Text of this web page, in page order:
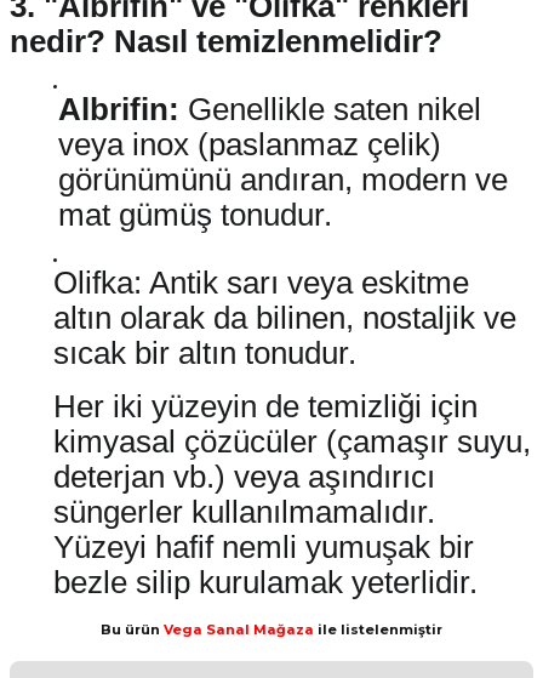
nedir? Nasıl temizlenmelidir?
Albrifin: Genellikle saten nikel
veya inox (paslanmaz çelik)
görünümünü andıran, modern ve
mat gümüş tonudur.
Olifka: Antik sarı veya eskitme
altın olarak da bilinen, nostaljik ve
sıcak bir altın tonudur.
Her iki yüzeyin de temizliği için
kimyasal çözücüler (çamaşır suyu,
deterjan vb.) veya aşındırıcı
süngerler kullanılmamalıdır.
Yüzeyi hafif nemli yumuşak bir
bezle silip kurulamak yeterlidir.
Bu ürün Vega Sanal Mağaza ile listelenmiştir